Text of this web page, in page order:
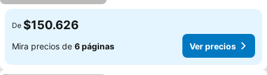
De $150.626
Mira precios de 6 páginas Ver precios